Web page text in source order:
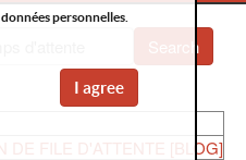
Search
DE FILE D'ATTENTE [BLOG]
personnelles.
I agree